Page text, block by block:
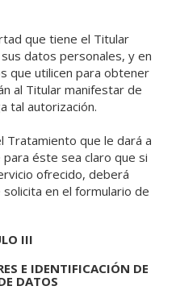
que tiene el Titular
datos personales, y en
que utilicen para obtener
al Titular manifestar de
tal autorización.
Tratamiento que le dará a
éste sea claro que si
ofrecido, deberá
en el formulario de
III
E IDENTIFICACIÓN DE
DATOS